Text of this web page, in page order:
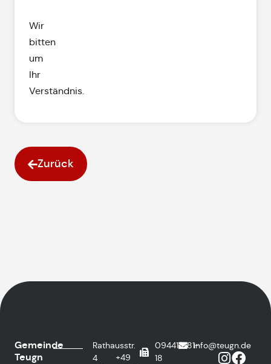
Wir
bitten
um
Ihr
Verständnis.
Zurück
Gemeinde
Teugn
Rathausstr.
4
+49
09441/681-
18
info@teugn.de